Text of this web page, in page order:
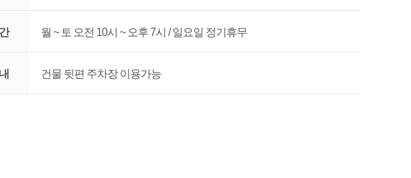
월 ~ 토 오전 10시 ~ 오후 7시 / 일요일 정기휴무
건물 뒷편 주차장 이용가능